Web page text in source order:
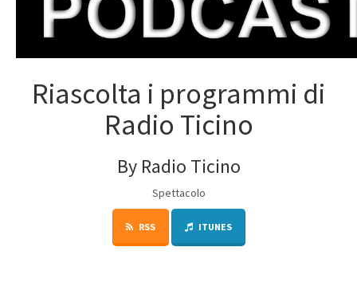
Riascolta i programmi di
Radio Ticino
By Radio Ticino
Spettacolo
RSS ITUNES